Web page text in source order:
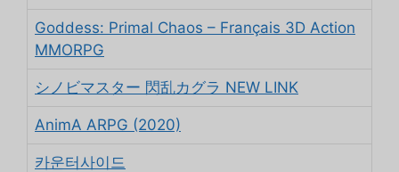
Goddess: Primal Chaos – Français 3D Action
MMORPG
シノビマスター 閃乱カグラ NEW LINK
AnimA ARPG (2020)
카운터사이드